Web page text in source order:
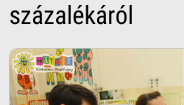
százalékáról